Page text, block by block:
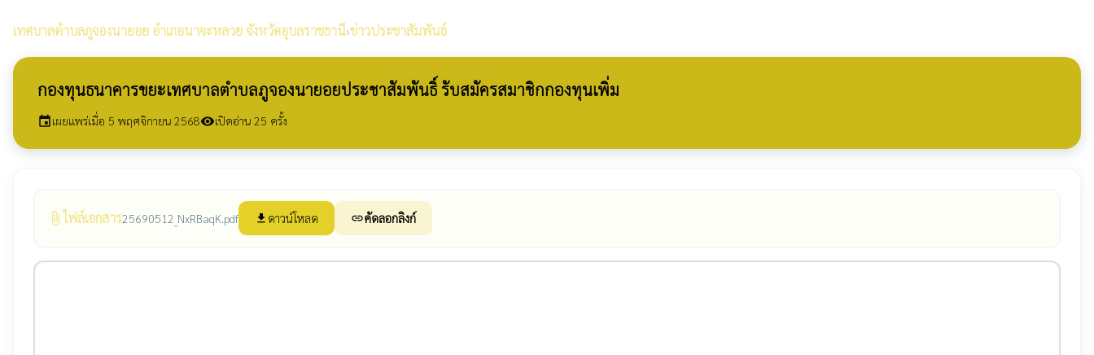
เทศบาลตำบลภูจองนายอย อำเภอนาจะหลวย จังหวัดอุบลราชธานี›ข่าวประชาสัมพันธ์
กองทุนธนาคารขยะเทศบาลตำบลภูจองนายอยประชาสัมพันธิ์ รับสมัครสมาชิกกองทุนเพิ่ม
eventเผยแพร่เมื่อ 5 พฤศจิกายน 2568visibilityเปิดอ่าน 25 ครั้ง
attach_file ไฟล์เอกสาร25690512_NxRBaqK.pdf file_download ดาวน์โหลด linkคัดลอกลิงก์